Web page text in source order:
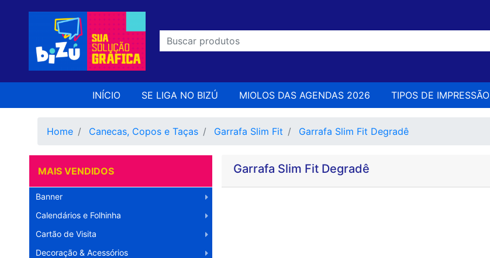
INÍCIO SE LIGA NO BIZÚ MIOLOS DAS AGENDAS 2026 TIPOS DE IMPRESSÃO
Home Canecas, Copos e Taças Garrafa Slim Fit Garrafa Slim Fit Degradê
MAIS VENDIDOS
Banner
Calendários e Folhinha
Cartão de Visita
Decoração & Acessórios
Garrafa Slim Fit Degradê